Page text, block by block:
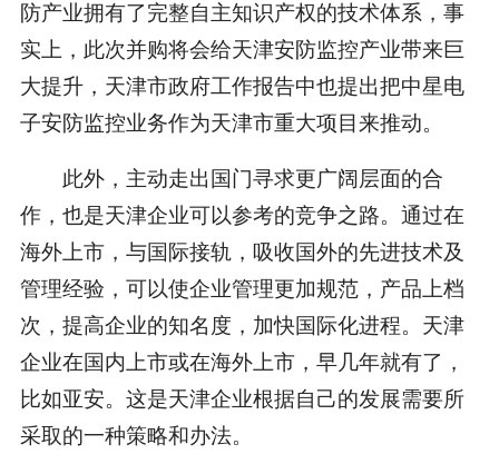
防产业拥有了完整自主知识产权的技术体系，事
实上，此次并购将会给天津安防监控产业带来巨
大提升，天津市政府工作报告中也提出把中星电
子安防监控业务作为天津市重大项目来推动。
此外，主动走出国门寻求更广阔层面的合
作，也是天津企业可以参考的竞争之路。通过在
海外上市，与国际接轨，吸收国外的先进技术及
管理经验，可以使企业管理更加规范，产品上档
次，提高企业的知名度，加快国际化进程。天津
企业在国内上市或在海外上市，早几年就有了，
比如亚安。这是天津企业根据自己的发展需要所
采取的一种策略和办法。